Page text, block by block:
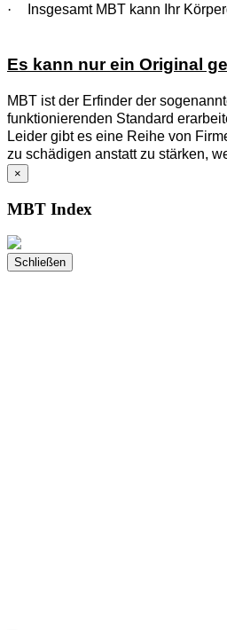
·
Insgesamt MBT kann Ihr
Es kann nur ein Original
MBT ist der Erfinder der
funktionierenden Standard
Leider gibt es eine Reihe von
zu schädigen anstatt zu stärken,
×
MBT Index
Schließen